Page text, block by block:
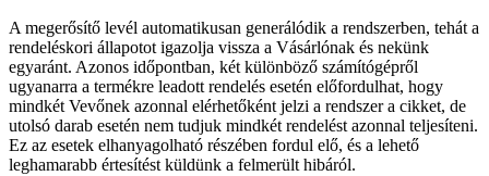
A megerősítő levél automatikusan generálódik a rendszerben, tehát a
rendeléskori állapotot igazolja vissza a Vásárlónak és nekünk
egyaránt. Azonos időpontban, két különböző számítógépről
ugyanarra a termékre leadott rendelés esetén előfordulhat, hogy
mindkét Vevőnek azonnal elérhetőként jelzi a rendszer a cikket, de
utolsó darab esetén nem tudjuk mindkét rendelést azonnal teljesíteni.
Ez az esetek elhanyagolható részében fordul elő, és a lehető
leghamarabb értesítést küldünk a felmerült hibáról.